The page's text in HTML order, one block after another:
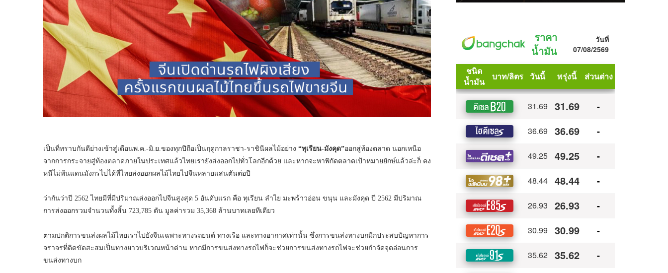
เป็นที่ทราบกันดีย่างเข้าสู่เดือนพ.ค.-มิ.ย.ของทุกปีถือเป็นฤดูกาลราชา-ราชินีผลไม้อย่าง “ทุเรียน-มังคุด”ออกสู่ท้องตลาด นอกเหนือ
จากการกระจายสู่ท้องตลาดภายในประเทศแล้วไทยเรายังส่งออกไปทั่วโลกอีกด้วย และหากจะหาพิกัดตลาดเป้าหมายยักษ์แล้วล่ะก็ คง
หนีไม่พ้นแดนมังกรไปได้ที่ไทยส่งออกผลไม้ไทยไปจีนหลายแสนตันต่อปี
ว่ากันว่าปี 2562 ไทยมีที่มีปริมาณส่งออกไปจีนสูงสุด 5 อันดับแรก คือ ทุเรียน ลำไย มะพร้าวอ่อน ขนุน และมังคุด ปี 2562 มีปริมาณ
การส่งออกรวมจำนวนทั้งสิ้น 723,785 ตัน มูลค่ารวม 35,368 ล้านบาทเลยทีเดียว
ตามปกติการขนส่งผลไม้ไทยเราไปยังจีนเฉพาะทางรถยนต์ ทางเรือ และทางอากาศเท่านั้น ซึ่งการขนส่งทางบกมีกประสบปัญหาการ
จราจรที่ติดขัดสะสมเป็นทางยาวบริเวณหน้าด่าน หากมีการขนส่งทางรถไฟก็จะช่วยการขนส่งทางรถไฟจะช่วยกำจัดจุดอ่อนการ
ขนส่งทางบก